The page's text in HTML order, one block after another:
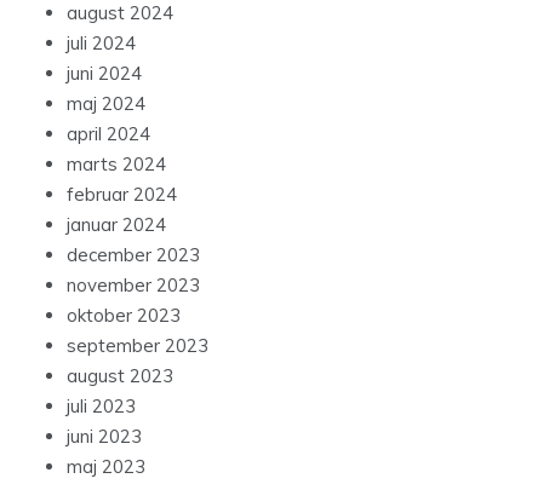
august 2024
juli 2024
juni 2024
maj 2024
april 2024
marts 2024
februar 2024
januar 2024
december 2023
november 2023
oktober 2023
september 2023
august 2023
juli 2023
juni 2023
maj 2023